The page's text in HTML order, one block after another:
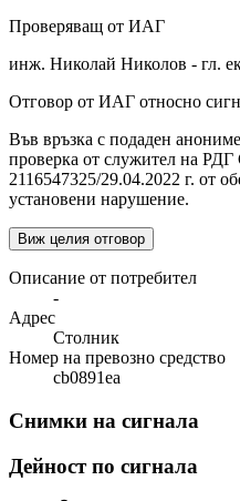
Проверяващ от ИАГ
инж. Николай Николов - гл.
Отговор от ИАГ относно
Във връзка с подаден
проверка от служител на РДГ
2116547325/29.04.2022 г. от
установени нарушение.
Виж целия отговор
Описание от потребител
-
Адрес
Столник
Номер на превозно средство
cb0891ea
Снимки на сигнала
Дейност по сигнала